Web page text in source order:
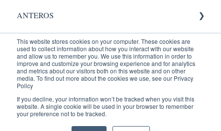
This website stores cookies on your computer. These cookies are
used to collect information about how you interact with our website
and allow us to remember you. We use this information in order to
improve and customize your browsing experience and for analytics
and metrics about our visitors both on this website and on other
media. To find out more about the cookies we use, see our Privacy
Policy
If you decline, your information won’t be tracked when you visit this
website. A single cookie will be used in your browser to remember
your preference not to be tracked.
ANTEROS
Administrador
AIC
Validación.
Administrador
PACS
Recepción
RADIOLOGY
Equipos Médicos
Entrenamientos
ENTRENAMIENTOS AQUILA
PACIENTES
Portal Paciente
Reconocimiento de Voz